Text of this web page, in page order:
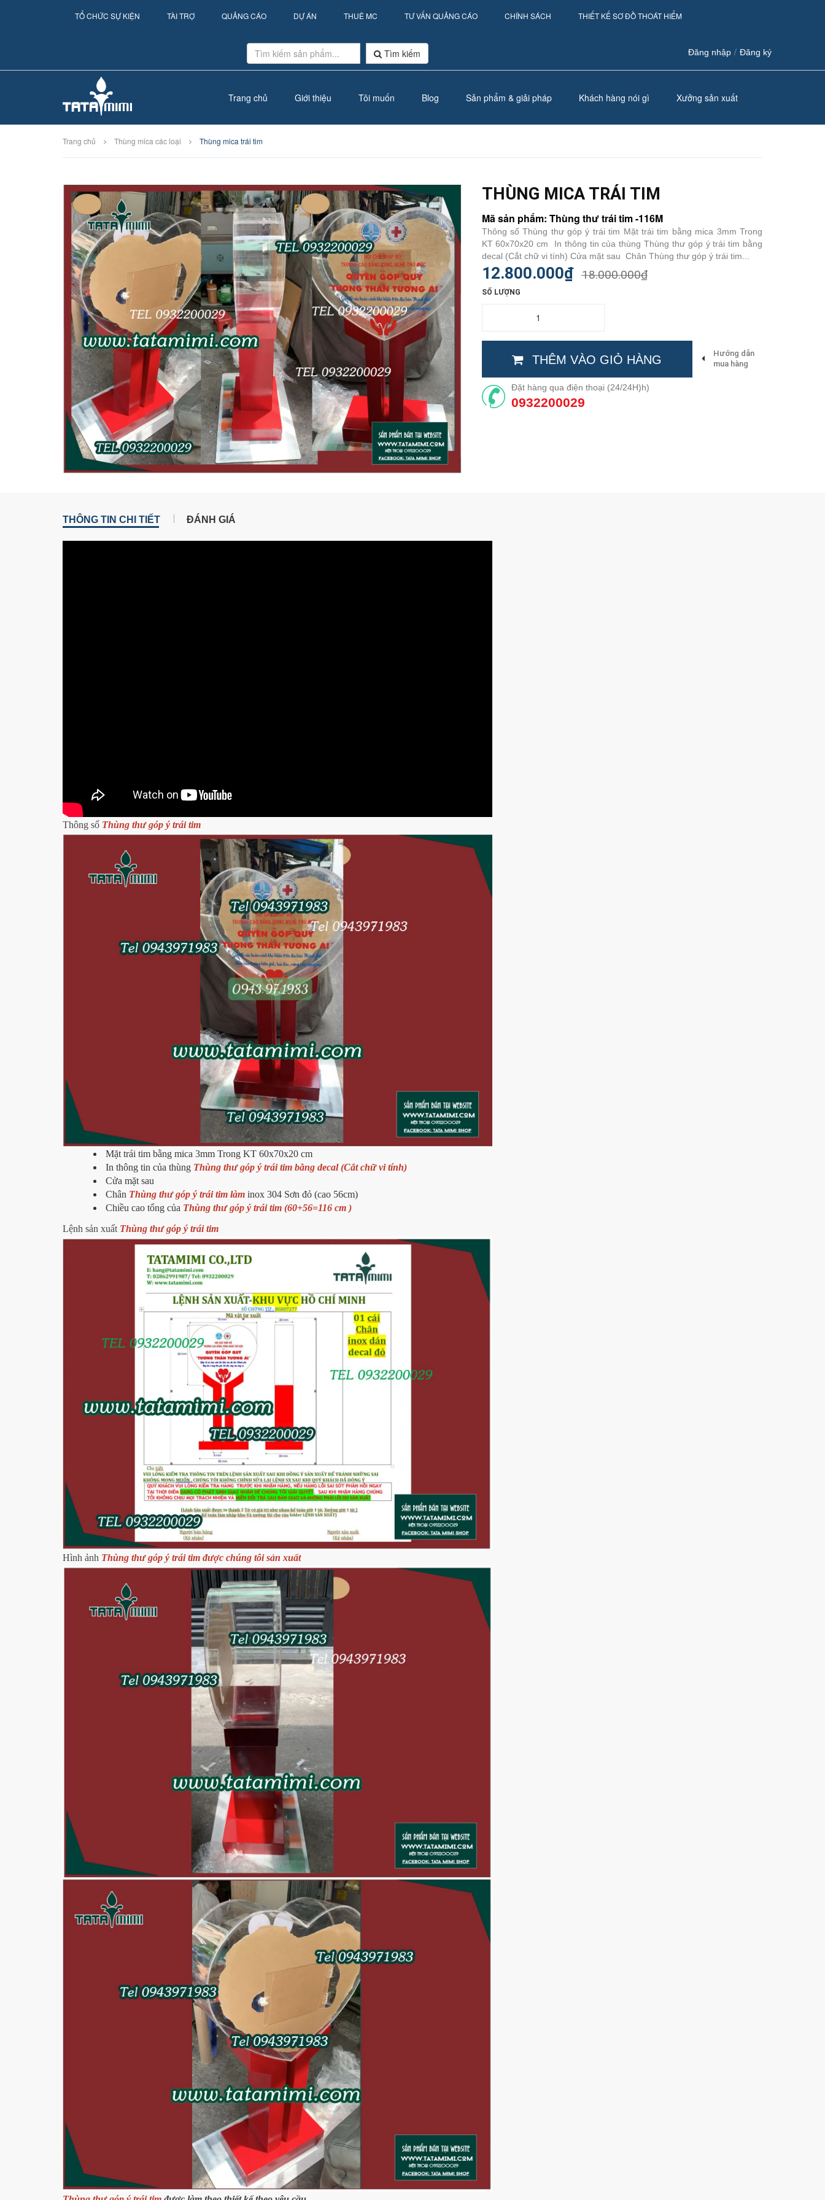
TỔ CHỨC SỰ KIỆN TÀI TRỢ QUẢNG CÁO DỰ ÁN THUÊ MC TƯ VẤN QUẢNG CÁO CHÍNH SÁCH THIẾT KẾ SƠ ĐỒ THOÁT HIỂM
Tìm kiếm Đăng nhập / Đăng ký
Trang chủ Giới thiệu Tôi muốn Blog Sản phẩm & giải pháp Khách hàng nói gì Xưởng sản xuất
Trang chủ Thùng mica các loại Thùng mica trái tim
THÙNG MICA TRÁI TIM
Mã sản phẩm: Thùng thư trái tim -116M
Thông số Thùng thư góp ý trái tim Mặt trái tim bằng mica 3mm Trong
KT 60x70x20 cm In thông tin của thùng Thùng thư góp ý trái tim bằng
decal (Cắt chữ vi tính) Cửa mặt sau Chân Thùng thư góp ý trái tim...
12.800.000₫ 18.000.000₫
SỐ LƯỢNG
THÊM VÀO GIỎ HÀNG
Hướng dẫn
mua hàng
Đặt hàng qua điện thoại (24/24H)h)
0932200029
THÔNG TIN CHI TIẾT ĐÁNH GIÁ
Thông số Thùng thư góp ý trái tim
Mặt trái tim bằng mica 3mm Trong KT 60x70x20 cm
In thông tin của thùng Thùng thư góp ý trái tim bằng decal (Cắt chữ vi tính)
Cửa mặt sau
Chân Thùng thư góp ý trái tim làm inox 304 Sơn đỏ (cao 56cm)
Chiều cao tổng của Thùng thư góp ý trái tim (60+56=116 cm )
Lệnh sản xuất Thùng thư góp ý trái tim
Hình ảnh Thùng thư góp ý trái tim được chúng tôi sản xuất